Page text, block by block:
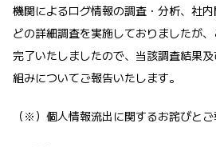
機関によるログ情報の調査・分析、社
どの詳細調査を実施しておりましたが
完了いたしましたので、当該調査結果
組みについてご報告いたします。
（※） 個人情報流出に関するお詫びと